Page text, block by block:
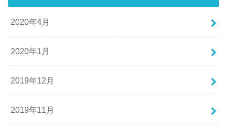
2020年4月
2020年1月
2019年12月
2019年11月